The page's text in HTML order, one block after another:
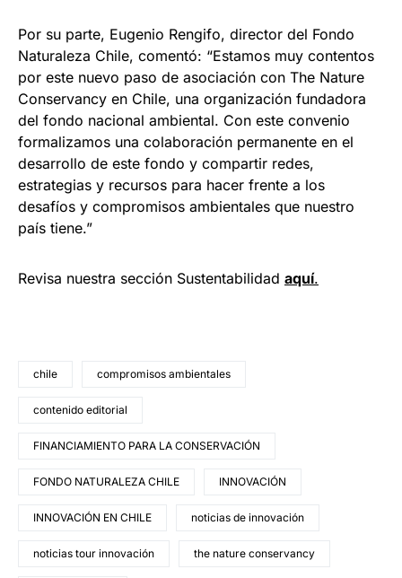
Por su parte, Eugenio Rengifo, director del Fondo
Naturaleza Chile, comentó: “Estamos muy contentos
por este nuevo paso de asociación con The Nature
Conservancy en Chile, una organización fundadora
del fondo nacional ambiental. Con este convenio
formalizamos una colaboración permanente en el
desarrollo de este fondo y compartir redes,
estrategias y recursos para hacer frente a los
desafíos y compromisos ambientales que nuestro
país tiene.”
Revisa nuestra sección Sustentabilidad aquí.
chile compromisos ambientales
contenido editorial
FINANCIAMIENTO PARA LA CONSERVACIÓN
FONDO NATURALEZA CHILE INNOVACIÓN
INNOVACIÓN EN CHILE noticias de innovación
noticias tour innovación the nature conservancy